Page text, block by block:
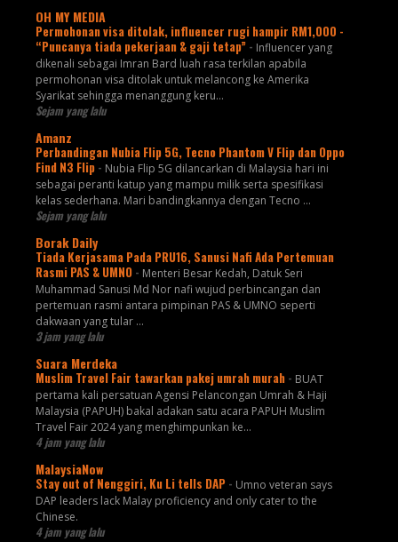
OH MY MEDIA
Permohonan visa ditolak, influencer rugi hampir RM1,000 -
“Puncanya tiada pekerjaan & gaji tetap” - Influencer yang
dikenali sebagai Imran Bard luah rasa terkilan apabila
permohonan visa ditolak untuk melancong ke Amerika
Syarikat sehingga menanggung keru...
Sejam yang lalu
Amanz
Perbandingan Nubia Flip 5G, Tecno Phantom V Flip dan Oppo
Find N3 Flip - Nubia Flip 5G dilancarkan di Malaysia hari ini
sebagai peranti katup yang mampu milik serta spesifikasi
kelas sederhana. Mari bandingkannya dengan Tecno ...
Sejam yang lalu
Borak Daily
Tiada Kerjasama Pada PRU16, Sanusi Nafi Ada Pertemuan
Rasmi PAS & UMNO - Menteri Besar Kedah, Datuk Seri
Muhammad Sanusi Md Nor nafi wujud perbincangan dan
pertemuan rasmi antara pimpinan PAS & UMNO seperti
dakwaan yang tular ...
3 jam yang lalu
Suara Merdeka
Muslim Travel Fair tawarkan pakej umrah murah - BUAT
pertama kali persatuan Agensi Pelancongan Umrah & Haji
Malaysia (PAPUH) bakal adakan satu acara PAPUH Muslim
Travel Fair 2024 yang menghimpunkan ke...
4 jam yang lalu
MalaysiaNow
Stay out of Nenggiri, Ku Li tells DAP - Umno veteran says
DAP leaders lack Malay proficiency and only cater to the
Chinese.
4 jam yang lalu